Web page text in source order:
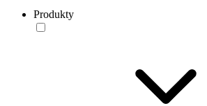
Produkty